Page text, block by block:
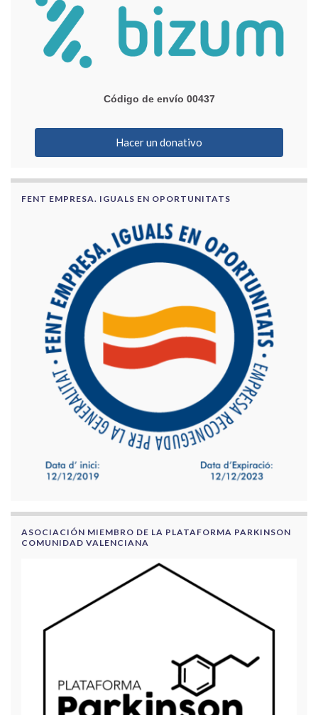
Código de envío 00437
Hacer un donativo
FENT EMPRESA. IGUALS EN OPORTUNITATS
ASOCIACIÓN MIEMBRO DE LA PLATAFORMA PARKINSON
COMUNIDAD VALENCIANA